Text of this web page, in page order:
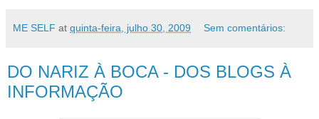
ME SELF at quinta-feira, julho 30, 2009 Sem comentários:
DO NARIZ À BOCA - DOS BLOGS À
INFORMAÇÃO